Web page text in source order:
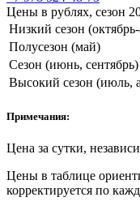
Цены в рублях, сезон
Низкий сезон
Полусезон (май)
Сезон (июнь, сентябрь)
Высокий сезон (июль,
Примечания:
Цена за сутки,
Цены в таблице
корректируется по